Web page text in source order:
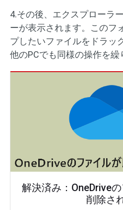
4.その後、エクスプローラ
ーが表示されます。このフ
プしたいファイルをドラッ
他のPCでも同様の操作を繰
解決済み：OneDrive
削除さ